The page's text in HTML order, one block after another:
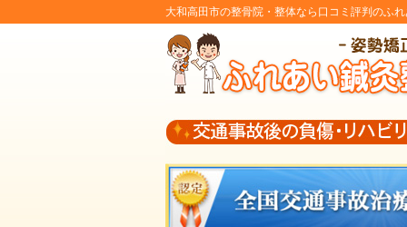
大和高田市の整骨院・整体なら口コミ評判のふ